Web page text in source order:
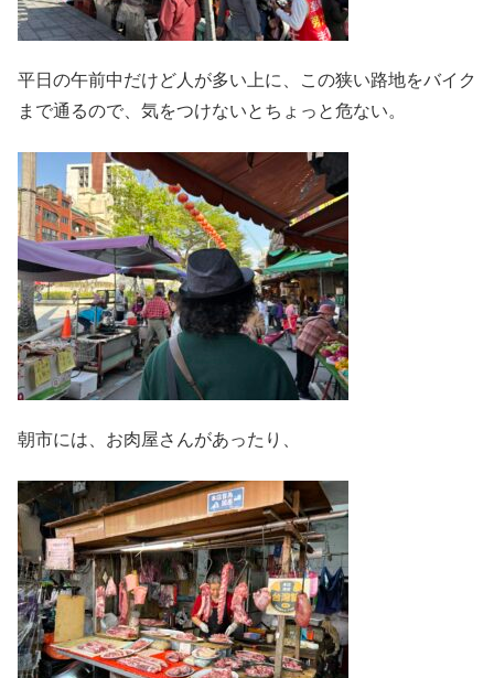
平日の午前中だけど人が多い上に、この狭い路地をバイク
まで通るので、気をつけないとちょっと危ない。
朝市には、お肉屋さんがあったり、